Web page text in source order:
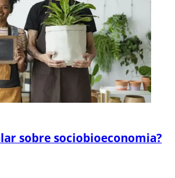
sobre sociobioeconomia?